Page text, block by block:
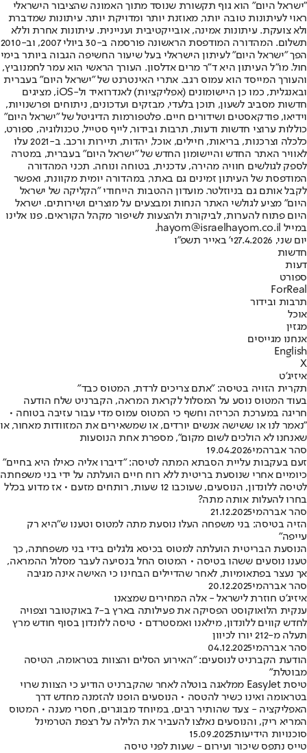
"ישראל היום" הוא גוף תקשורת שנוסד מתוך האמונה שהציבור הישראלי
ראוי לעיתונות טובה יותר, מאוזנת יותר ומדויקת יותר. עיתונות שמדברת
ולא צועקת. עיתונות אמינה, אובייקטיבית ועניינית. עיתונות אחרת וללא
תשלום. המהדורה המודפסת הראשונה פורסמה ב-30 ביולי 2007, וב-2010
הפך "ישראל היום" לעיתון הישראלי בעל שיעור החשיפה הגבוה ביותר בימי
חול. מו"ל העיתון היא ד"ר מרים אדלסון. העורך הראשי הוא עמר לחמנוביץ,
והעורך המייסד הוא עמוס רגב. אתרי האינטרנט של "ישראל היום" בעברית
ובאנגלית, כמו כן היישומונים (אפליקציות) לאנדרואיד ול-iOS, מציגים
חדשות מסביב לשעון, תוכן בלעדי, מבזקים ועדכונים, ניתוחים ופרשנויות,
וידיאו, פודקאסטים ושידורים חיים. פלטפורמות הדיגיטל של "ישראל היום"
כוללות ערוצי חדשות ודעות, תרבות ובידור, לייף סטייל, טכנולוגיה, ספורט,
כלכלה וצרכנות, בריאות, חיילים, אוכל, יהדות, תיירות ורכב. ב-2021 עלו
לאוויר האתר החדש והיישומון החדש של "ישראל היום" בעברית, במטרה
לספק לגולשים חוויה מהירה, עדכנית, בטוחה ונוחה. תכני המהדורה
המודפסת של העיתון זמינים גם באתר, במהדורה יומית מקוונת, ואפשר
לקבל אותם גם בניוזלטר. מועדון ההטבות הייחודי "הקליקה של ישראל
היום" מציע לגולשי האתר הנחות ומבצעים על מוצרים ושירותים. ישראל
היום פתוח להערות, לביקורת ולהצעות לשיפור מקהל הקוראים. פנו אלינו
במייל hayom@israelhayom.co.il.
יום שני, 27.4.2026
י' באייר תשפ"ו
חדשות
דעות
ספורט
ForReal
תרבות ובידור
אוכל
מגזין
אנחנו מגייסים
English
X
איזיג'ט
תקרית הזויה בטיסה: "אתם צריכים לרדת, המטוס כבד"
בעוד המטוס נוסע על המסלול לקראת המראה, הקברניט שלח הודעה
חריגה במערכת הכריזה וחשף כי המטוס עמוס מדי עבור עזיבה בטוחה •
"נאמר לנו או ששישה אנשים יורדים, או שמשאירים את המזוודות מאחור, או
שאנחנו לא הולכים לשום מקום", מספרת אחת הנוסעות
סהר אברהמי19.04.2026
זעם בעקבות עליית הסבתא המתה לטיסה: "דיברו אליה כאילו היא בחיים"
כיומיים אחרי שנוסעת בריטית ללא רוח חיים הועלתה על ידי בני משפחתה
לטיסה ללונדון, הנוסעים, שעוכבו 12 שעות, רותחים מזעם • אז מדוע בכלל
בחרו להעלות אותה מתה?
סהר אברהמי21.12.2025
הזיה בטיסה: בני משפחה העלו נוסעת מתה למטוס וטענו ש"היא רק
עייפה"
הנוסעת הבריטית הועלתה למטוס בכיסא גלגלים בידי בני משפחתה, כך
טענו נוסעים ששהו בטיסה • המטוס החל בנסיעה לעבר מסלול ההמראה,
אך נעצר בפתאומיות, לאחר שהדיילים הבחינו כי האישה אינה מגיבה
סהר אברהמי20.12.2025
איזיג'ט חוזרת לישראל - אלה המחירים שמצאנו
ענקית הלואוקוסט הפסיקה את פעילותה בארץ ב-7 באוקטובר וצפויה
לחדש קווים ללונדון, מילאנו ואמסטרדם • טיסה ללונדון בסוף חודש מרץ
תעלה מ-212 יורו לכיוון
סהר אברהמי04.12.2025
הודעת הקברניט לנוסעים: "האירוע הסלים והצוות בטראומה, הטיסה
מבוטלת"
טיסת EasyJet ממלאגה בוטלה לאחר שהקברניט הודיע כי הצוות שרוי
בטראומה ואינו כשיר להטסה • הנוסעים הופנו להזמנה מחדש דרך
האפליקציה - צעד שהותיר רבים, במיוחד מבוגרים, חסרי מענה • המטוס
המריא ריק, והנוסעים נאלצו להעביר את הלילה על רצפת הטרמינל
סוכנויות הידיעות15.09.2025
טייס נתפס שיכור ועירום - שעות לפני טיסה